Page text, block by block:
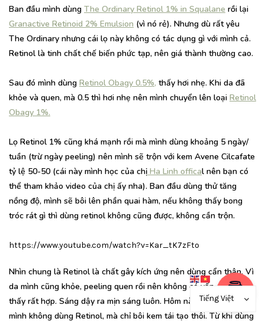
Ban đầu mình dùng The Ordinary Retinol 1% in Squalane rồi lại
Granactive Retinoid 2% Emulsion (vì nó rẻ). Nhưng dù rất yêu
The Ordinary nhưng cái lọ này không có tác dụng gì với mình cả.
Retinol là tinh chất chế biến phức tạp, nên giá thành thường cao.
Sau đó mình dùng Retinol Obagy 0.5%, thấy hơi nhẹ. Khi da đã
khỏe và quen, mà 0.5 thì hơi nhẹ nên mình chuyển lên loại Retinol
Obagy 1%.
Lọ Retinol 1% cũng khá mạnh rồi mà mình dùng khoảng 5 ngày/
tuần (trừ ngày peeling) nên mình sẽ trộn với kem Avene Cilcafate
tỷ lệ 50-50 (cái này mình học của chị Ha Linh offical nên bạn có
thể tham khảo video của chị ấy nha). Ban đầu dùng thử tăng
nồng độ, mình sẽ bôi lên phần quai hàm, nếu không thấy bong
tróc rát gì thì dùng retinol không cũng được, không cần trộn.
https://www.youtube.com/watch?v=Kar_tK7zFto
Nhìn chung là Retinol là chất gây kích ứng nên dùng cẩn thận. Vì
da mình cũng khỏe, peeling quen rồi nên không có vấn đề gì, mà
thấy rất hợp. Sáng dậy ra mịn sáng luôn. Hôm nào Peeling thì
mình không dùng Retinol, mà chỉ bôi kem tái tạo thôi. Từ khi dùng
Tiếng Việt